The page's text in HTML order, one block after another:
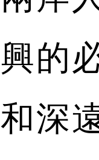
的
深